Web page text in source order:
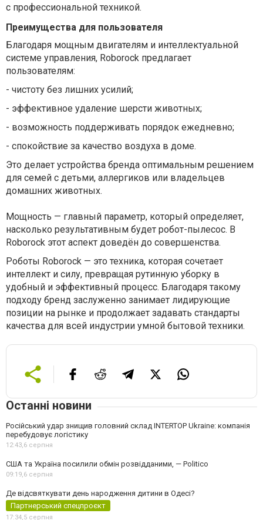
с профессиональной техникой.
Преимущества для пользователя
Благодаря мощным двигателям и интеллектуальной
системе управления, Roborock предлагает
пользователям:
- чистоту без лишних усилий;
- эффективное удаление шерсти животных;
- возможность поддерживать порядок ежедневно;
- спокойствие за качество воздуха в доме.
Это делает устройства бренда оптимальным решением
для семей с детьми, аллергиков или владельцев
домашних животных.
Мощность — главный параметр, который определяет,
насколько результативным будет робот-пылесос. В
Roborock этот аспект доведён до совершенства.
Роботы Roborock — это техника, которая сочетает
интеллект и силу, превращая рутинную уборку в
удобный и эффективный процесс. Благодаря такому
подходу бренд заслуженно занимает лидирующие
позиции на рынке и продолжает задавать стандарты
качества для всей индустрии умной бытовой техники.
Останні новини
Російський удар знищив головний склад INTERTOP Ukraine: компанія
перебудовує логістику
12:43,6 серпня
США та Україна посилили обмін розвідданими, — Politico
09:19,6 серпня
Де відсвяткувати день народження дитини в Одесі?
Партнерський спецпроєкт
17:34,5 серпня